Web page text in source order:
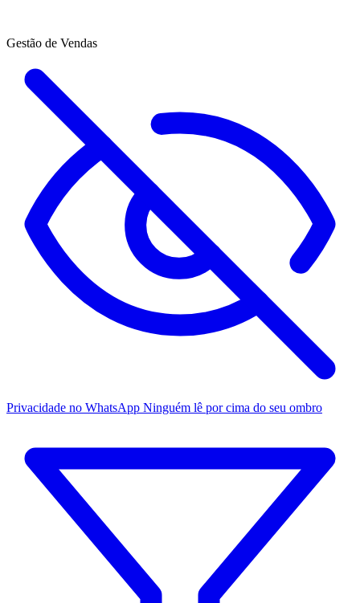
Gestão de Vendas
Privacidade no WhatsApp Ninguém lê por cima do seu ombro